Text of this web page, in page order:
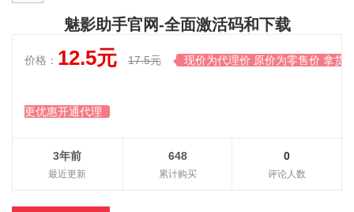
魅影助手官网-全面激活码和下载
价格： 12.5元 17.5元  现价为代理价 原价为零售价 拿货
更优惠开通代理
0
评论人数
648
累计购买
3年前
最近更新